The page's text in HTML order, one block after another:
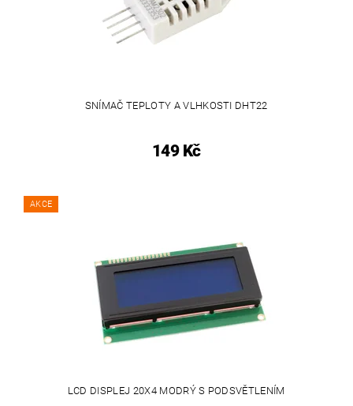
SNÍMAČ TEPLOTY A VLHKOSTI DHT22
149 Kč
AKCE
LCD DISPLEJ 20X4 MODRÝ S PODSVĚTLENÍM